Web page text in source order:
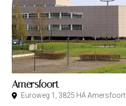
Amersfoort
Euroweg 1, 3825 HA Amersfoort